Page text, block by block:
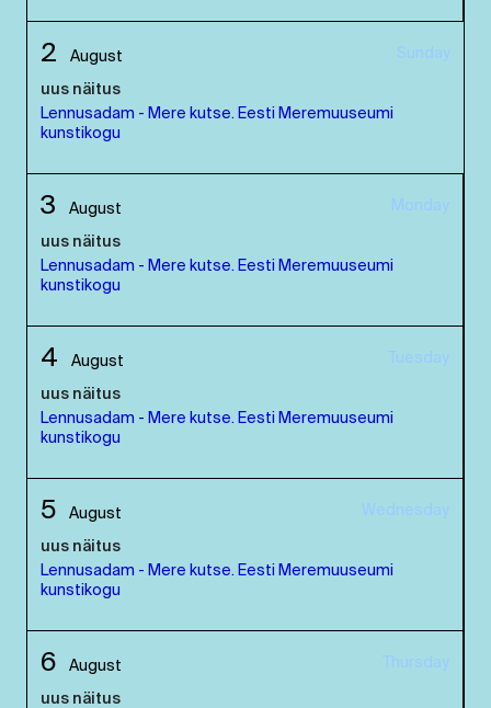
2 August Sunday
uus näitus
Lennusadam - Mere kutse. Eesti Meremuuseumi
kunstikogu
3 August Monday
uus näitus
Lennusadam - Mere kutse. Eesti Meremuuseumi
kunstikogu
4 August Tuesday
uus näitus
Lennusadam - Mere kutse. Eesti Meremuuseumi
kunstikogu
5 August Wednesday
uus näitus
Lennusadam - Mere kutse. Eesti Meremuuseumi
kunstikogu
6 August Thursday
uus näitus